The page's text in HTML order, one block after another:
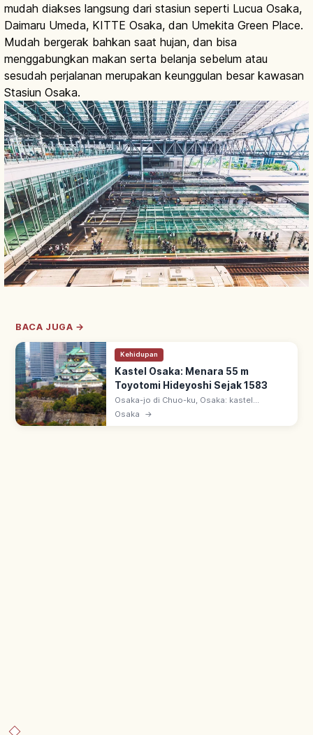
mudah diakses langsung dari stasiun seperti Lucua Osaka,
Daimaru Umeda, KITTE Osaka, dan Umekita Green Place.
Mudah bergerak bahkan saat hujan, dan bisa
menggabungkan makan serta belanja sebelum atau
sesudah perjalanan merupakan keunggulan besar kawasan
Stasiun Osaka.
BACA JUGA →
Kehidupan
Kastel Osaka: Menara 55 m
Toyotomi Hideyoshi Sejak 1583
Osaka-jo di Chuo-ku, Osaka: kastel
Toyotomi Hideyoshi sejak 1583. Menara
Osaka →